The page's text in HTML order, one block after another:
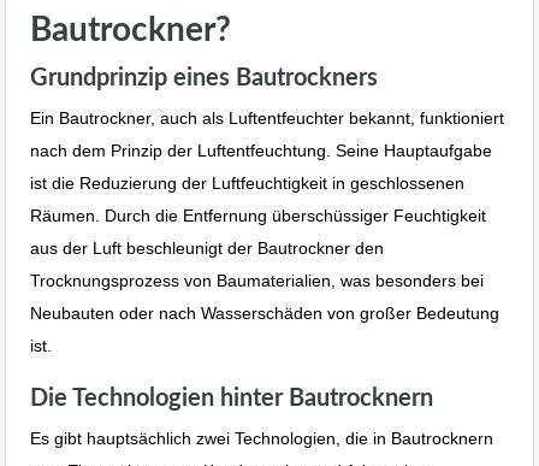
Bautrockner?
Grundprinzip eines Bautrockners
Ein Bautrockner, auch als Luftentfeuchter bekannt, funktioniert
nach dem Prinzip der Luftentfeuchtung. Seine Hauptaufgabe
ist die Reduzierung der Luftfeuchtigkeit in geschlossenen
Räumen. Durch die Entfernung überschüssiger Feuchtigkeit
aus der Luft beschleunigt der Bautrockner den
Trocknungsprozess von Baumaterialien, was besonders bei
Neubauten oder nach Wasserschäden von großer Bedeutung
ist.
Die Technologien hinter Bautrocknern
Es gibt hauptsächlich zwei Technologien, die in Bautrocknern